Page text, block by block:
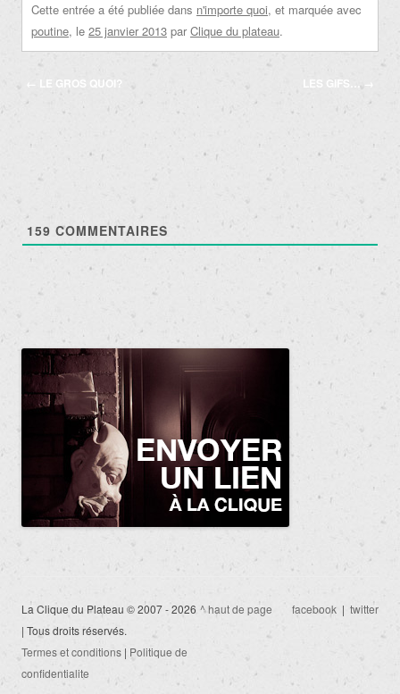
Cette entrée a été publiée dans n'importe quoi, et marquée avec
poutine, le 25 janvier 2013 par Clique du plateau.
Navigation
des
← LE GROS QUOI? LES GIFS…
159 COMMENTAIRES
La Clique du Plateau © 2007 - 2026
| Tous droits réservés.
Termes et conditions | Politique de
confidentialite
^ haut de page facebook | twitter